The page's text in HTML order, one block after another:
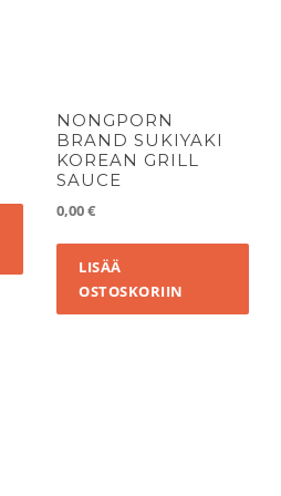
NONGPORN
BRAND SUKIYAKI
KOREAN GRILL
SAUCE
0,00€
LISÄÄ
OSTOSKORIIN